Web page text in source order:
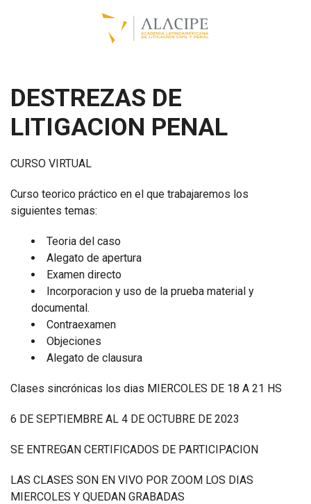
DESTREZAS DE
LITIGACION PENAL
CURSO VIRTUAL
Curso teorico práctico en el que trabajaremos los
siguientes temas:
Teoria del caso
Alegato de apertura
Examen directo
Incorporacion y uso de la prueba material y
documental.
Contraexamen
Objeciones
Alegato de clausura
Clases sincrónicas los dias MIERCOLES DE 18 A 21 HS
6 DE SEPTIEMBRE AL 4 DE OCTUBRE DE 2023
SE ENTREGAN CERTIFICADOS DE PARTICIPACION
LAS CLASES SON EN VIVO POR ZOOM LOS DIAS
MIERCOLES Y QUEDAN GRABADAS